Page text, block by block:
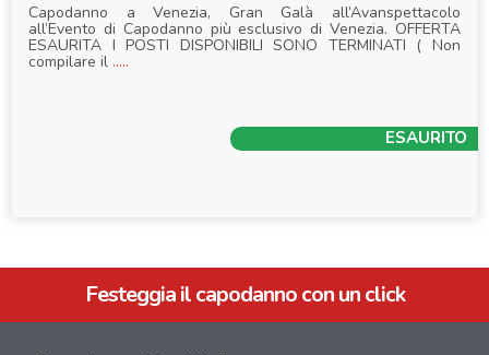
Capodanno a Venezia, Gran Galà all’Avanspettacolo
all’Evento di Capodanno più esclusivo di Venezia. OFFERTA
ESAURITA I POSTI DISPONIBILI SONO TERMINATI ( Non
compilare il .....
ESAURITO
Festeggia il capodanno con un click